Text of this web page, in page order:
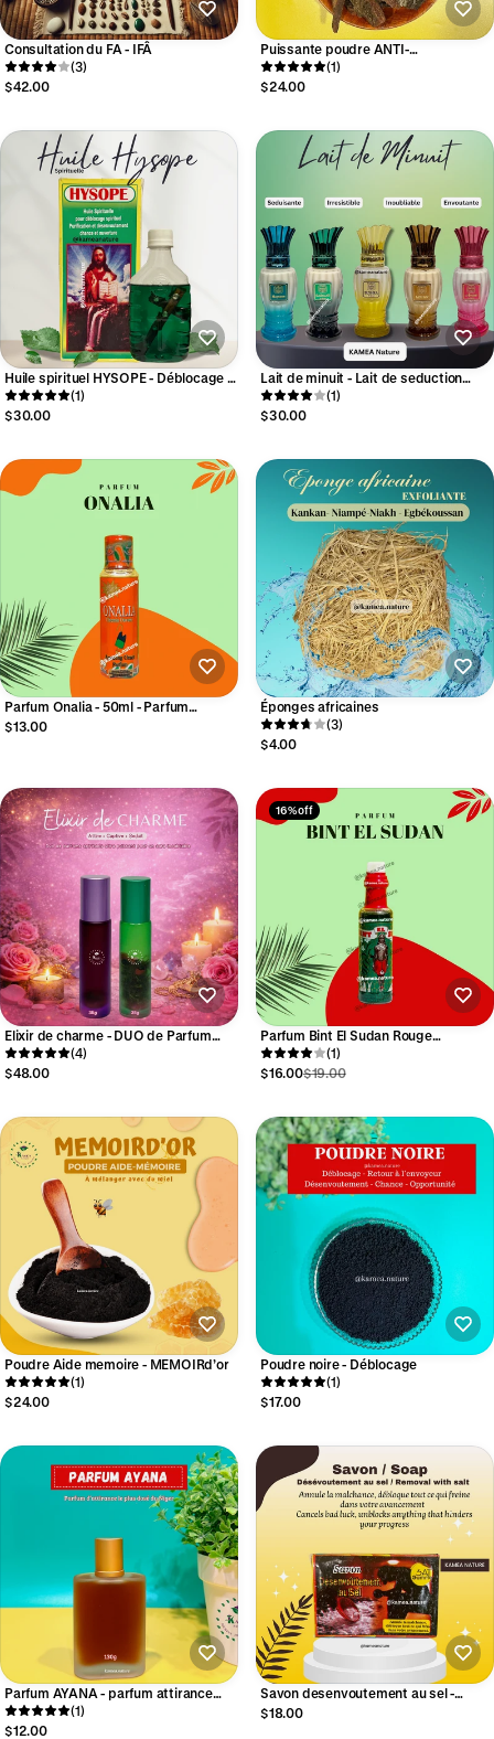
Consultation du FA - IFÂ
(3)
$42.00
Puissante poudre ANTI-
SORCELLERIE - EPO EBO -
ADITÈGOTO
(1)
$24.00
Huile spirituel HYSOPE - Déblocage -
purification - chance - ouverture
(1)
$30.00
Lait de minuit - Lait de seduction
envoûtant (1)
$30.00
Parfum Onalia - 50ml - Parfum
Spirituel
$13.00
Éponges africaines
(3)
$4.00
Elixir de charme - DUO de Parfum
spirituel - puissant attraction
(4)
$48.00
16% off
Parfum Bint El Sudan Rouge
ORIGINAL 45gr contenu 12ml-
Parfum spirituel bintou
(1)
$16.00$19.00
Poudre Aide memoire - MEMOIRd’or
(1)
$24.00
Poudre noire - Déblocage
(1)
$17.00
Parfum AYANA - parfum attirance
très dosé du Niger
(1)
$12.00
Savon desenvoutement au sel -
savon spirituel
$18.00